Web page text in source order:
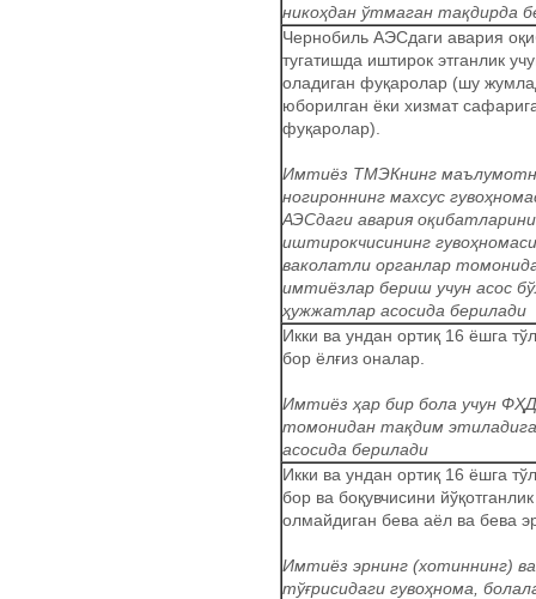
никоҳдан ўтмаган тақдирда
Чернобиль АЭСдаги авария
тугатишда иштирок этганлик
оладиган фуқаролар (шу
юборилган ёки хизмат
фуқаролар).
Имтиёз ТМЭКнинг
ногироннинг махсус
АЭСдаги авария
иштирокчисининг
ваколатли органлар
имтиёзлар бериш учун асос
ҳужжатлар асосида берилади
Икки ва ундан ортиқ 16 ёшга
бор ёлғиз оналар.
Имтиёз ҳар бир бола учун
томонидан тақдим
асосида берилади
Икки ва ундан ортиқ 16 ёшга
бор ва боқувчисини
олмайдиган бева аёл ва бева
Имтиёз эрнинг (хотиннинг)
тўғрисидаги гувоҳнома,